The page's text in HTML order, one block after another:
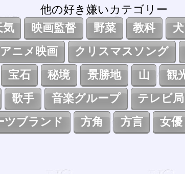
他の好き嫌いカテゴリー
気 映画監督 野菜 教科 犬
アニメ映画 クリスマスソング
宝石 秘境 景勝地 山 観
歌手 音楽グループ テレビ局
ツブランド 方角 方言 女優